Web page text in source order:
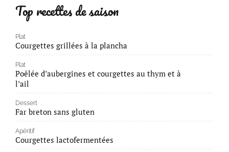
Top recettes de saison
Plat
Courgettes grillées à la plancha
Plat
Poêlée d’aubergines et courgettes au thym et à
l’ail
Dessert
Far breton sans gluten
Apéritif
Courgettes lactofermentées